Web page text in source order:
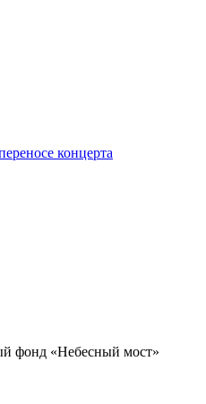
концерта
фонд «Небесный мост»